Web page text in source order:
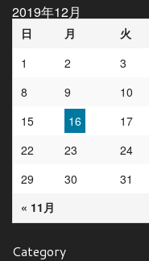
2019年12月
日 月 火
« 11月
1 2 3
8
9 10
15
16 17
22
23 24
29
30 31
Category